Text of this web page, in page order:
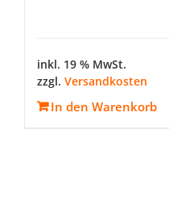
inkl. 19 % MwSt.
zzgl. Versandkosten
In den Warenkorb